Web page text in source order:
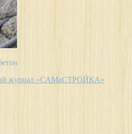
журнал «САМаСТРОЙКА»